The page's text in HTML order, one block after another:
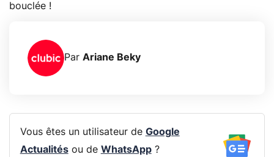
bouclée !
Par Ariane Beky
Vous êtes un utilisateur de Google
Actualitésou de WhatsApp?